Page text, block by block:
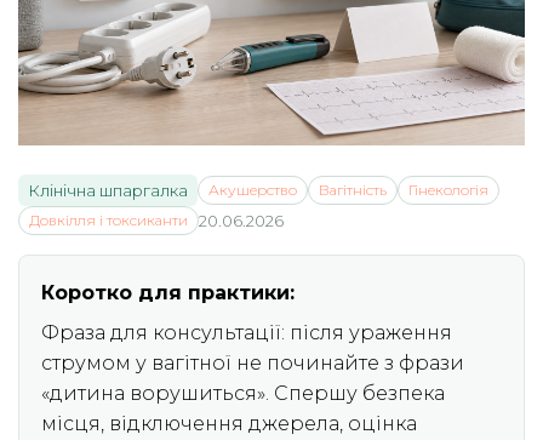
Клінічна шпаргалка Акушерство Вагітність
Гінекологія
Довкілля і токсиканти
20.06.2026
Коротко для практики:
Фраза для консультації: після ураження
струмом у вагітної не починайте з фрази
«дитина ворушиться». Спершу безпека
місця, відключення джерела, оцінка